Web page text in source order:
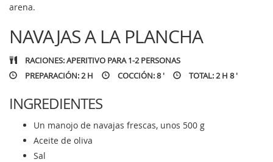
arena.
NAVAJAS A LA PLANCHA
RACIONES: APERITIVO PARA 1-2 PERSONAS
PREPARACIÓN: 2 H
COCCIÓN: 8 ' TOTAL: 2 H 8 '
INGREDIENTES
Un manojo de navajas frescas, unos 500 g
Aceite de oliva
Sal